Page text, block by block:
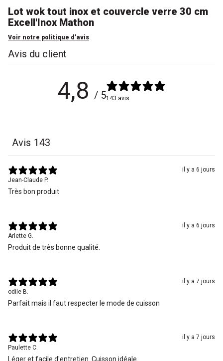
Lot wok tout inox et couvercle verre 30 cm
Excell'Inox Mathon
Voir notre politique d’avis
Avis du client
4,8 / 5143 avis
Avis 143
il y a 6 jours
Jean-Claude P.
Très bon produit
il y a 6 jours
Arlette G.
Produit de très bonne qualité.
il y a 7 jours
odile B.
Parfait mais il faut respecter le mode de cuisson
il y a 7 jours
Paulette C.
Léger et facile d'entretien. Cuisson idéale.